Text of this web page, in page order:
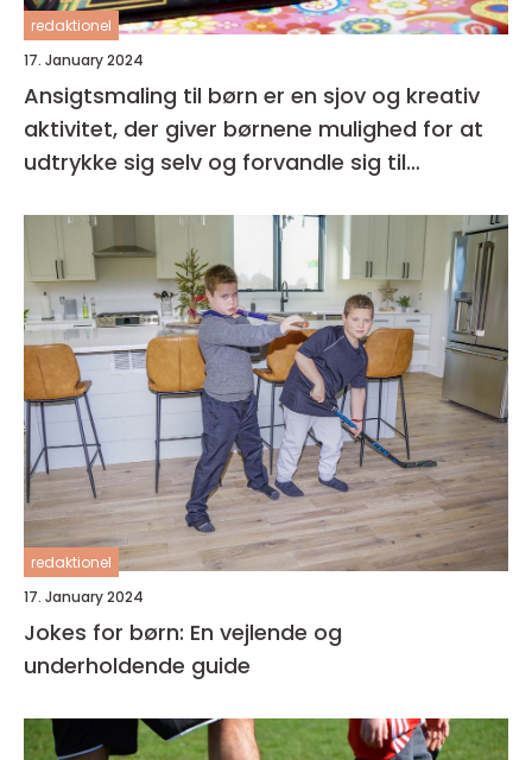
redaktionel
17. January 2024
Ansigtsmaling til børn er en sjov og kreativ
aktivitet, der giver børnene mulighed for at
udtrykke sig selv og forvandle sig til
redaktionel
17. January 2024
Jokes for børn: En vejlende og
underholdende guide